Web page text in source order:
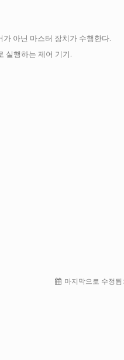
아닌 마스터 장치가 수행한다.
실행하는 제어 기기.
마지막으로 수정됨: